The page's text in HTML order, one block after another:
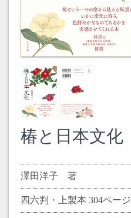
椿と日本文化
澤田洋子 著
四六判・上製本 304ページ